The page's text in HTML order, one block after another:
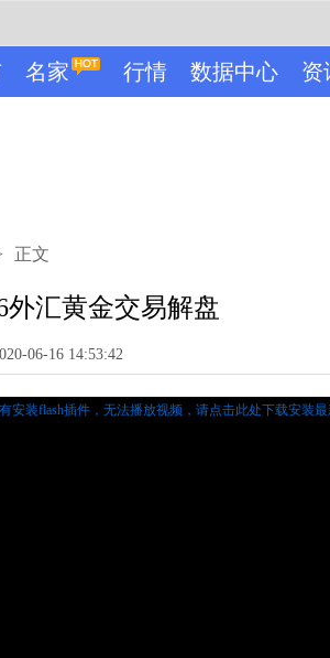
名家 行情 数据中心 资
正文
外汇黄金交易解盘
06-16 14:53:42
安装flash插件，无法播放视频， 请点击此处下载安装